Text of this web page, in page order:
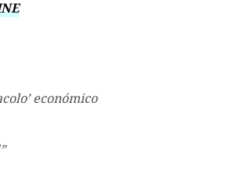
económico